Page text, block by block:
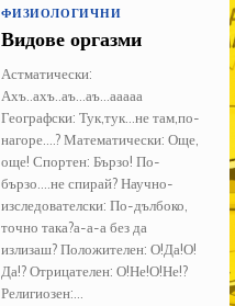
ФИЗИОЛОГИЧНИ
Видове оргазми
Астматически:
Ахъ..ахъ..аъ...аъ...ааааа
Географски: Тук,тук...не там,по-
нагоре....? Математически: Още,
още! Спортен: Бързо! По-
бързо....не спирай? Научно-
изследователски: По-дълбоко,
точно така?а-а-а без да
излизаш? Положителен: О!Да!О!
Да!? Отрицателен: О!Не!О!Не!?
Религиозен:...